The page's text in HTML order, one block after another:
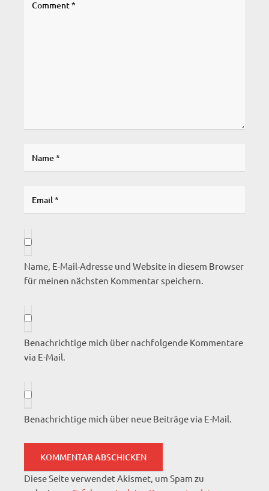
Name, E-Mail-Adresse und Website in diesem Browser
für meinen nächsten Kommentar speichern.
Benachrichtige mich über nachfolgende Kommentare
via E-Mail.
Benachrichtige mich über neue Beiträge via E-Mail.
Diese Seite verwendet Akismet, um Spam zu